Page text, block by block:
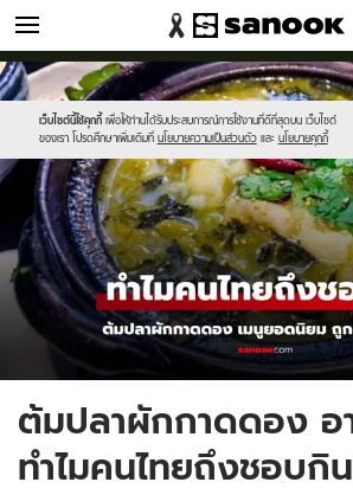
เที่ยว-กิน
เว็บไซต์นี้ใช้คุกกี้ เพื่อให้ท่านได้รับประสบการณ์การใช้งานที่ดีที่สุดบน เว็บไซต์
ของเรา โปรดศึกษาเพิ่มเติมที่ นโยบายความเป็นส่วนตัว และ นโยบายคุกกี้
Sanook
//s.isanook.com/sr/0/images/logo-
new-
sanook.png
600
60
//s.isanook.com/tr/0/ud/290/1451867/2024-
thumbnail1200x720-
2025.jpg
ต้มปลาผักกาดดอง อ
ทำไมคนไทยถึงชอบกิน